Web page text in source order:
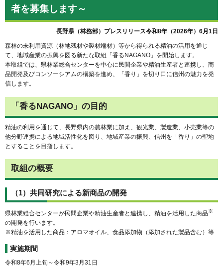
者を募集します～
長野県（林務部）プレスリリース令和8年（2026年）6月1日
森林の未利用資源（林地残材や製材端材）等から得られる精油の活用を通じ
て、地域産業の振興を図る新たな取組「香るNAGANO」を開始します。
本取組では、県林業総合センターを中心に民間企業や精油生産者と連携し、商
品開発及びコンソーシアムの構築を進め、「香り」を切り口に信州の魅力を発
信します。
「香るNAGANO」の目的
精油の利用を通じて、長野県内の農林業に加え、観光業、製造業、小売業等の
他分野連携による地域活性化を図り、地域産業の振興、信州を「香り」の聖地
とすることを目指します。
取組の概要
（1）共同研究による新商品の開発
県林業総合センターが民間企業や精油生産者と連携し、精油を活用した商品※
の開発を行います。
※精油を活用した商品：アロマオイル、食品添加物（添加された製品含む）等
実施期間
令和8年6月上旬～令和9年3月31日